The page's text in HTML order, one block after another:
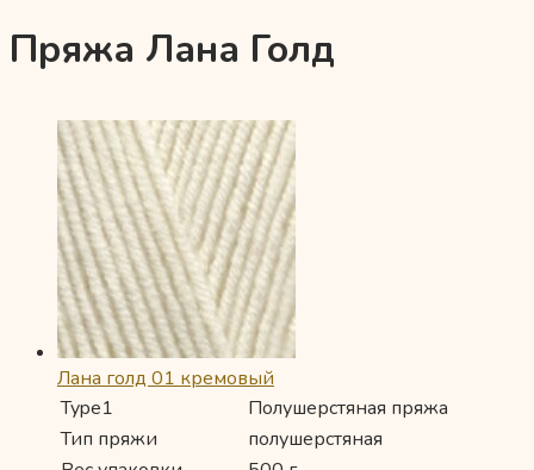
Пряжа Лана Голд
Лана голд 01 кремовый
Type1
Полушерстяная пряжа
Тип пряжи
полушерстяная